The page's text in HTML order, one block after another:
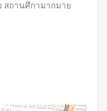
สถานศึกามากมาย